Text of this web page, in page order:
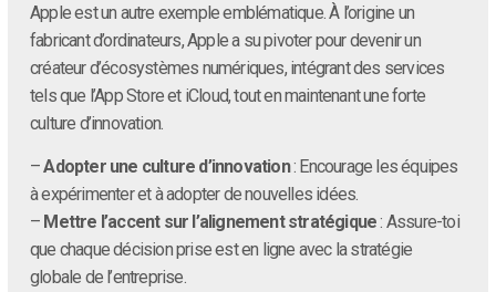
Apple est un autre exemple emblématique. À l’origine un
fabricant d’ordinateurs, Apple a su pivoter pour devenir un
créateur d’écosystèmes numériques, intégrant des services
tels que l’App Store et iCloud, tout en maintenant une forte
culture d’innovation.
–Adopter une culture d’innovation: Encourage les équipes
à expérimenter et à adopter de nouvelles idées.
– Mettre l’accent sur l’alignement stratégique: Assure-toi
que chaque décision prise est en ligne avec la stratégie
globale de l’entreprise.